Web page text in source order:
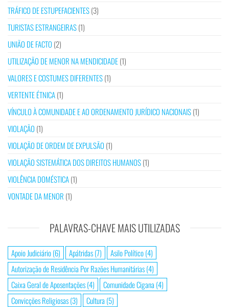
TRÁFICO DE ESTUPEFACIENTES(3)
TURISTAS ESTRANGEIRAS(1)
UNIÃO DE FACTO (2)
UTILIZAÇÃO DE MENOR NA MENDICIDADE(1)
VALORES E COSTUMES DIFERENTES(1)
VERTENTE ÉTNICA(1)
VÍNCULO À COMUNIDADE E AO ORDENAMENTO JURÍDICO NACIONAIS(1)
VIOLAÇÃO (1)
VIOLAÇÃO DE ORDEM DE EXPULSÃO (1)
VIOLAÇÃO SISTEMÁTICA DOS DIREITOS HUMANOS(1)
VIOLÊNCIA DOMÉSTICA(1)
VONTADE DA MENOR (1)
PALAVRAS-CHAVE MAIS UTILIZADAS
Apoio Judiciário(6) Apátridas(7) Asilo Político(4)
Autorização de Residência Por Razões Humanitárias(4)
Caixa Geral de Aposentações(4) Comunidade Cigana (4)
Convicções Religiosas(3) Cultura (5)